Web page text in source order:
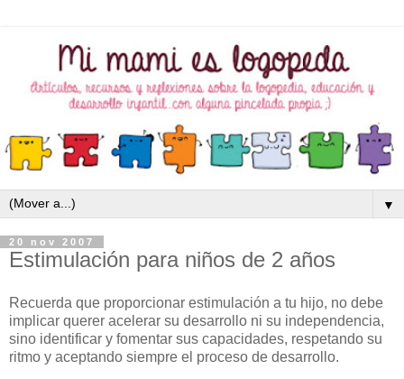
▼
20 nov 2007
Estimulación para niños de 2 años
Recuerda que proporcionar estimulación a tu hijo, no debe
implicar querer acelerar su desarrollo ni su independencia,
sino identificar y fomentar sus capacidades, respetando su
ritmo y aceptando siempre el proceso de desarrollo.